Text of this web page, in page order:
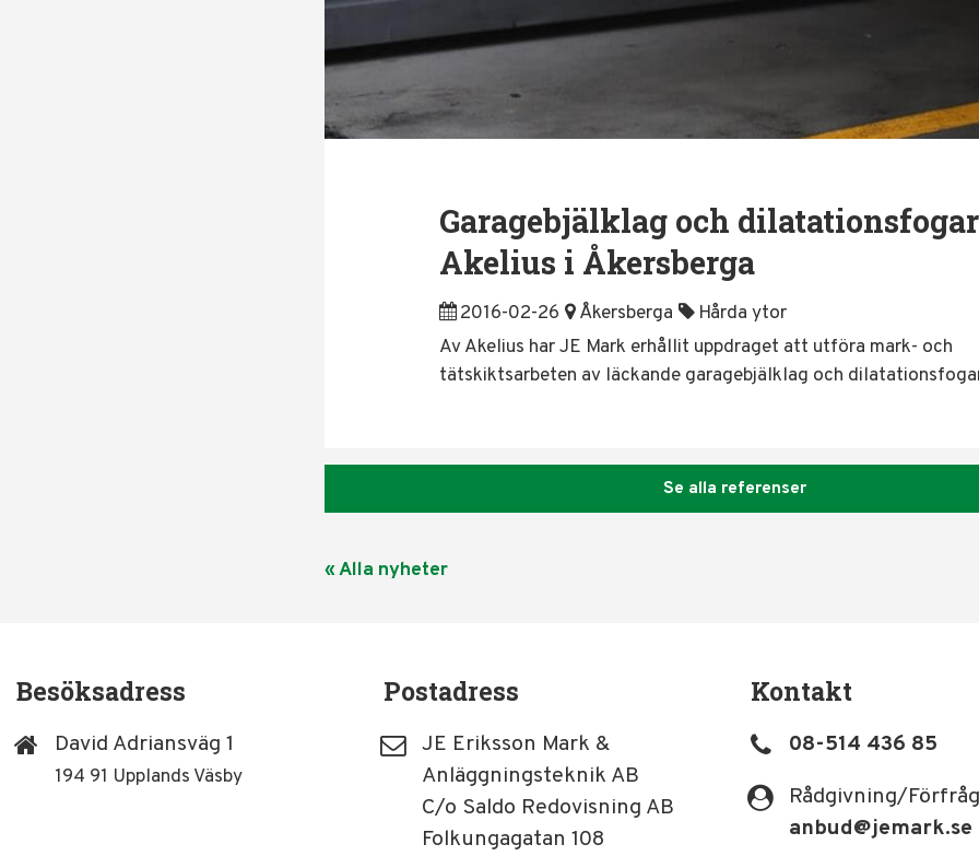
Garagebjälklag och
Akelius i Åkersberga
2016-02-26 Åkersberga
Hårda ytor
Av Akelius har JE Mark erhållit uppdraget att utföra mark- och
tätskiktsarbeten av läckande garagebjälklag och
Se alla referenser
« Alla nyheter
Besöksadress
David Adriansväg 1
194 91 Upplands Väsby
Postadress
JE Eriksson Mark &
Anläggningsteknik AB
C/o Saldo Redovisning AB
Folkungagatan 108
Kontakt
08-514 436 85
Rådgivning/
anbud@jemark.se